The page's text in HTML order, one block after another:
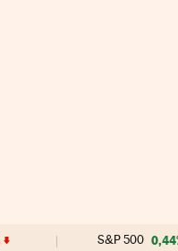
S&P 500